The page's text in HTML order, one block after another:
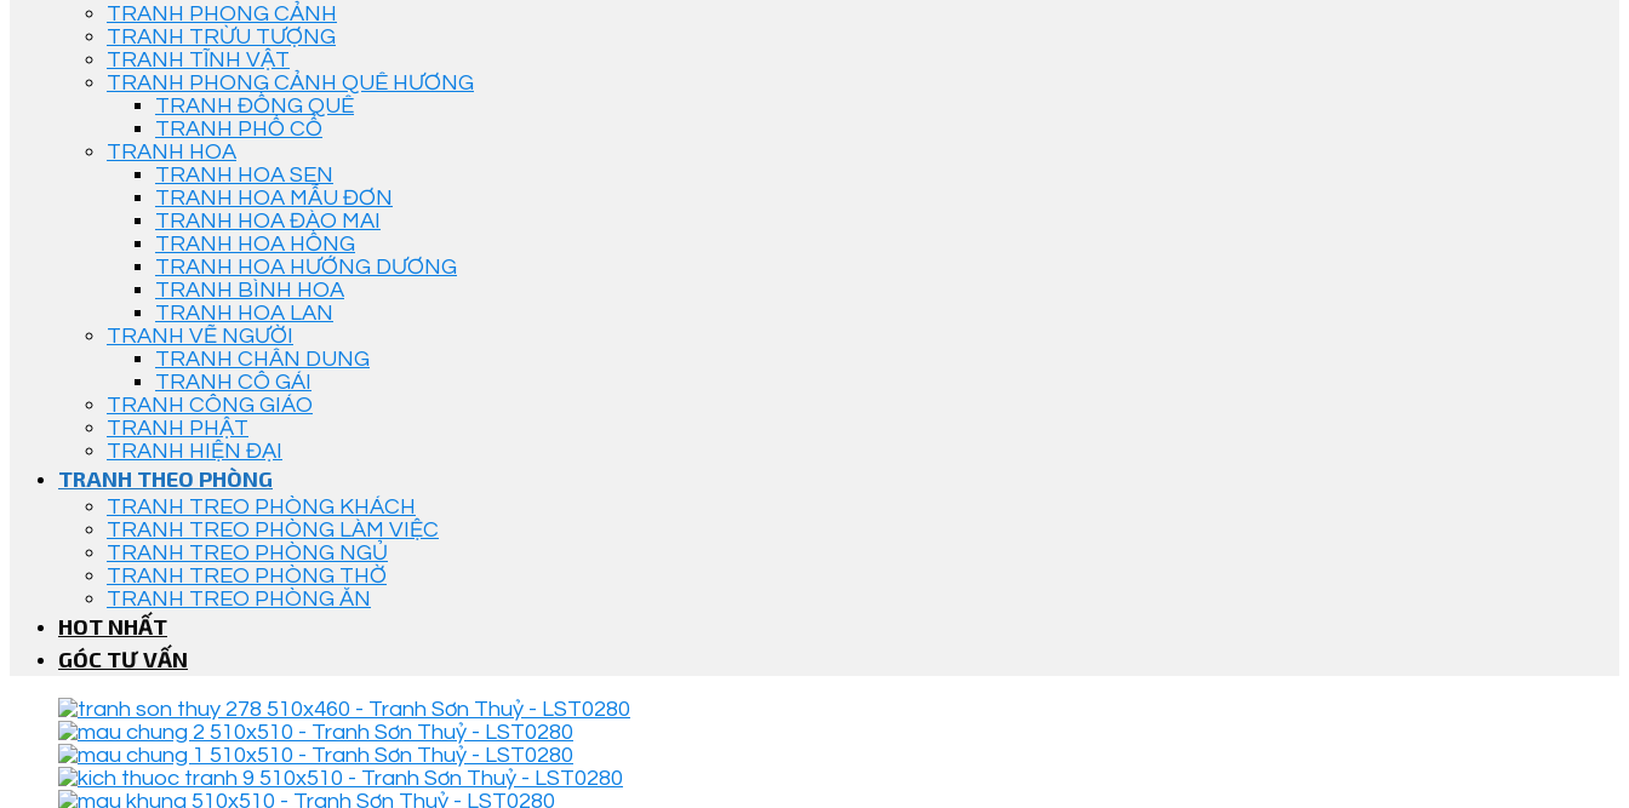
TRANH PHONG CẢNH
TRANH TRỪU TƯỢNG
TRANH TĨNH VẬT
TRANH PHONG CẢNH QUÊ HƯƠNG
TRANH ĐỒNG QUÊ
TRANH PHỐ CỔ
TRANH HOA
TRANH HOA SEN
TRANH HOA MẪU ĐƠN
TRANH HOA ĐÀO MAI
TRANH HOA HỒNG
TRANH HOA HƯỚNG DƯƠNG
TRANH BÌNH HOA
TRANH HOA LAN
TRANH VẼ NGƯỜI
TRANH CHÂN DUNG
TRANH CÔ GÁI
TRANH CÔNG GIÁO
TRANH PHẬT
TRANH HIỆN ĐẠI
TRANH THEO PHÒNG
TRANH TREO PHÒNG KHÁCH
TRANH TREO PHÒNG LÀM VIỆC
TRANH TREO PHÒNG NGỦ
TRANH TREO PHÒNG THỜ
TRANH TREO PHÒNG ĂN
HOT NHẤT
GÓC TƯ VẤN